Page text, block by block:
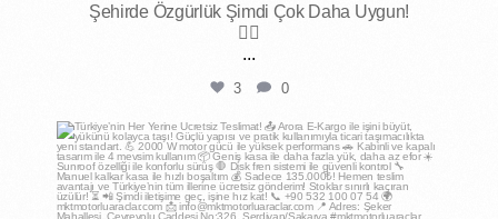
Şehirde Özgürlük Şimdi Çok Daha Uygun!
🚴‍♂️
...
3 0
mktmotorluaraclar
Nis 18